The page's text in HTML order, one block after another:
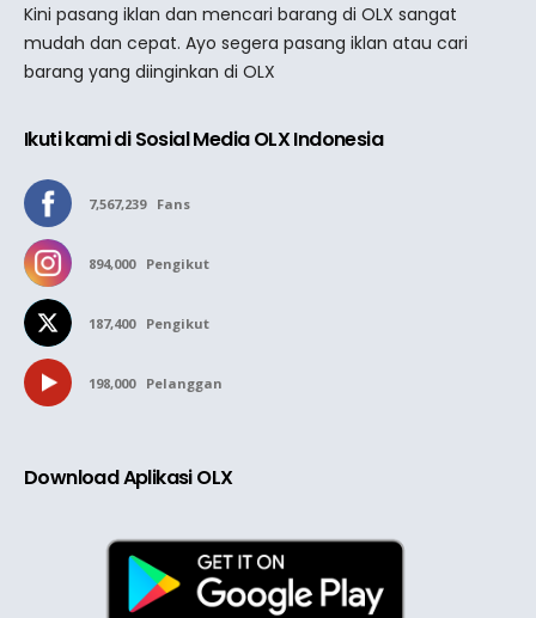
Kini pasang iklan dan mencari barang di OLX sangat
mudah dan cepat. Ayo segera pasang iklan atau cari
barang yang diinginkan di OLX
Ikuti kami di Sosial Media OLX Indonesia
7,567,239 Fans
894,000 Pengikut
187,400 Pengikut
198,000 Pelanggan
Download Aplikasi OLX